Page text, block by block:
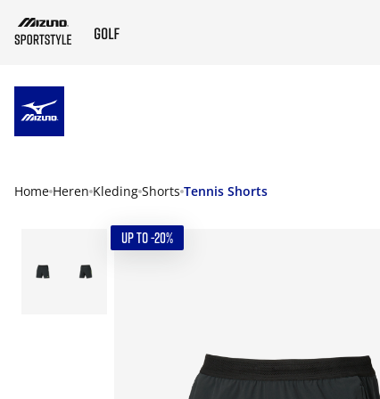
Home Heren Kleding Shorts Tennis Shorts
UP TO -20%